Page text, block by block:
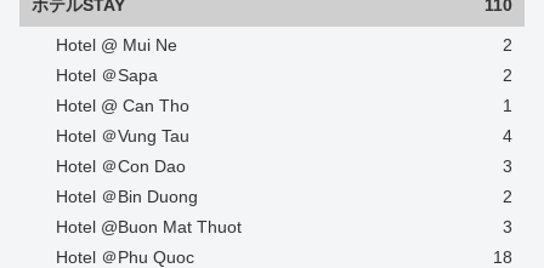
ホテルSTAY 110
Hotel @ Mui Ne
2
Hotel ＠Sapa
2
Hotel @ Can Tho
1
Hotel ＠Vung Tau
4
Hotel ＠Con Dao
3
Hotel ＠Bin Duong
2
Hotel @Buon Mat Thuot
3
Hotel ＠Phu Quoc
18